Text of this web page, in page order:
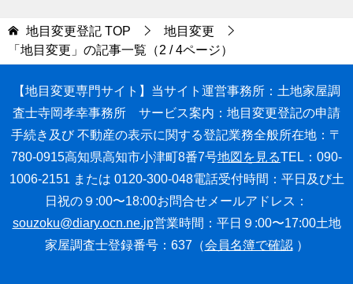
地目変更登記 TOP
地目変更
「地目変更」の記事一覧（2 / 4ページ）
【地目変更専門サイト】 当サイト運営事務所：土地家屋調
査士寺岡孝幸事務所 サービス案内：地目変更登記の申請
手続き 及び 不動産の表示に関する登記業務全般所在地：〒
780-0915高知県高知市小津町8番7号地図を見るTEL：090-
1006-2151 または 0120-300-048電話受付時間：平日及び土
日祝の９:00〜18:00お問合せメールアドレス：
souzoku@diary.ocn.ne.jp営業時間：平日９:00〜17:00土地
家屋調査士登録番号：637（会員名簿で確認）